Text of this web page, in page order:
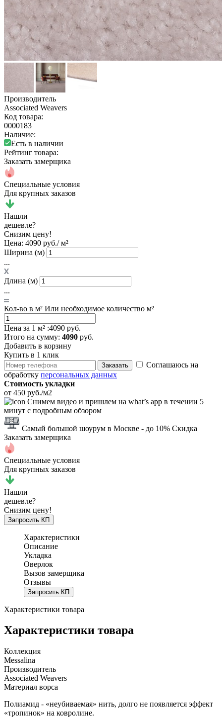
Производитель
Associated Weavers
Код товара:
0000183
Наличие:
Есть в наличии
Рейтинг товара:
Заказать замерщика
Специальные условия
Для крупных заказов
Нашли
дешевле?
Снизим цену!
Цена: 4090 руб./ м²
Ширина (м)
...
Длина (м)
...
Кол-во в м² Или необходимое количество м²
Цена за 1 м² :4090 руб.
Итого на сумму: 4090 руб.
Добавить в корзину
Купить в 1 клик
Заказать
Соглашаюсь на
обработку персональных данных
Стоимость укладки
от 450 руб./м2
Снимем видео и пришлем на what’s app в течении 5
минут с подробным обзором
Самый большой шоурум в Москве - до 10% Скидка
Заказать замерщика
Специальные условия
Для крупных заказов
Нашли
дешевле?
Снизим цену!
Запросить КП
Характеристики
Описание
Укладка
Оверлок
Вызов замерщика
Отзывы
Запросить КП
Характеристики товара
Характеристики товара
Коллекция
Messalina
Производитель
Associated Weavers
Материал ворса
Полиамид - «неубиваемая» нить, долго не появляется эффект
«тропинок» на ковролине.